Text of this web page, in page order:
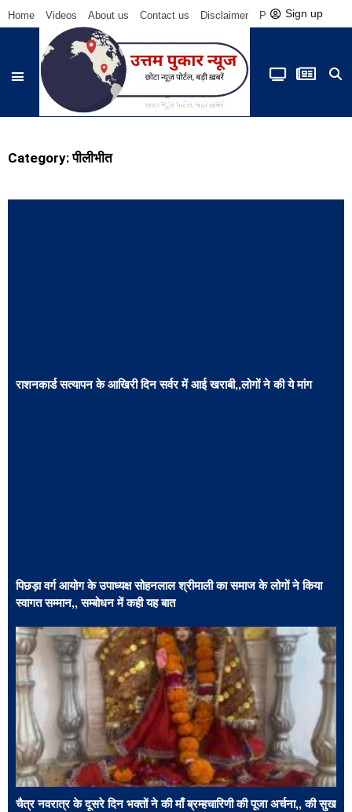
Home Videos About us Contact us Disclaimer Privacy Policy
Sign up
Category: पीलीभीत
राशनकार्ड सत्यापन के आखिरी दिन सर्वर में आई खराबी,,लोगों ने की ये मांग
पिछड़ा वर्ग आयोग के उपाध्यक्ष सोहनलाल श्रीमाली का समाज के लोगों ने किया
स्वागत सम्मान,, सम्बोधन में कही यह बात
चैत्र नवरात्र के दूसरे दिन भक्तों ने की माँ ब्रम्हचारिणी की पूजा अर्चना,, की सुख